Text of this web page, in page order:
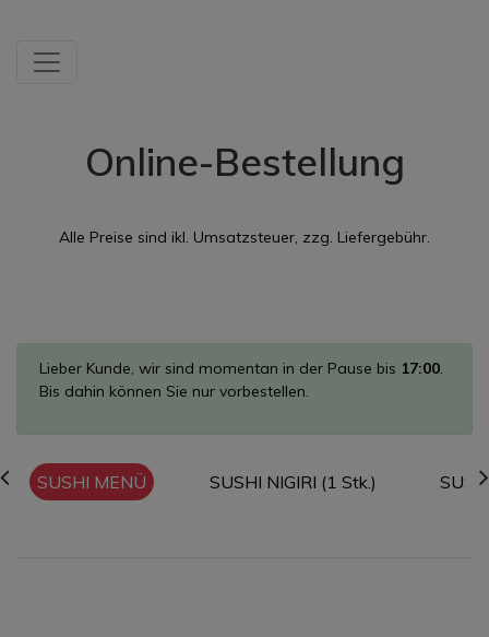
Online-Bestellung
Alle Preise sind ikl. Umsatzsteuer, zzg. Liefergebühr.
Lieber Kunde, wir sind momentan in der Pause bis 17:00.
Bis dahin können Sie nur vorbestellen.
SUSHI MENÜ SUSHI NIGIRI (1 Stk.)